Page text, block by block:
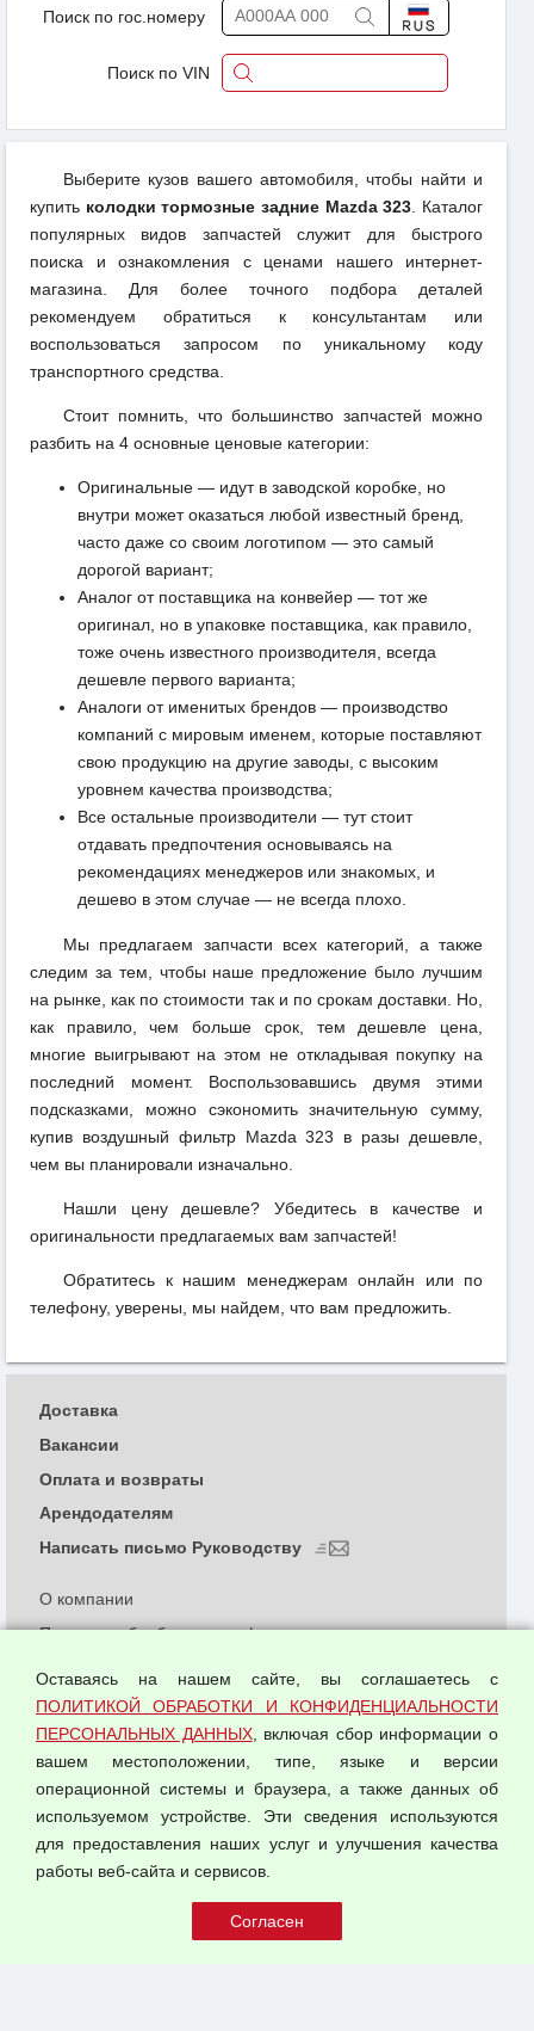
Поиск по гос.номеру
Поиск по VIN
Выберите кузов вашего автомобиля, чтобы найти и
купить колодки тормозные задние Mazda 323 . Каталог
популярных видов запчастей служит для быстрого
поиска и ознакомления с ценами нашего интернет-
магазина. Для более точного подбора деталей
рекомендуем обратиться к консультантам или
воспользоваться запросом по уникальному коду
транспортного средства.
Стоит помнить, что большинство запчастей можно
разбить на 4 основные ценовые категории:
Оригинальные — идут в заводской коробке, но
внутри может оказаться любой известный бренд,
часто даже со своим логотипом — это самый
дорогой вариант;
Аналог от поставщика на конвейер — тот же
оригинал, но в упаковке поставщика, как правило,
тоже очень известного производителя, всегда
дешевле первого варианта;
Аналоги от именитых брендов — производство
компаний с мировым именем, которые поставляют
свою продукцию на другие заводы, с высоким
уровнем качества производства;
Все остальные производители — тут стоит
отдавать предпочтения основываясь на
рекомендациях менеджеров или знакомых, и
дешево в этом случае — не всегда плохо.
Мы предлагаем запчасти всех категорий, а также
следим за тем, чтобы наше предложение было лучшим
на рынке, как по стоимости так и по срокам доставки. Но,
как правило, чем больше срок, тем дешевле цена,
многие выигрывают на этом не откладывая покупку на
последний момент. Воспользовавшись двумя этими
подсказками, можно сэкономить значительную сумму,
купив воздушный фильтр Mazda 323 в разы дешевле,
чем вы планировали изначально.
Нашли цену дешевле? Убедитесь в качестве и
оригинальности предлагаемых вам запчастей!
Обратитесь к нашим менеджерам онлайн или по
телефону, уверены, мы найдем, что вам предложить.
© 2026 ООО "Феникс"
О компании
Политика обработки и конфиденциальности
Согласием на обработку персональных данных
Оферта оптовой купли-продажи
Публичная оферта
Доставка
Вакансии
Оплата и возвраты
Арендодателям
Написать письмо Руководству
Оставаясь на нашем сайте, вы соглашаетесь с
ПОЛИТИКОЙ ОБРАБОТКИ И КОНФИДЕНЦИАЛЬНОСТИ
ПЕРСОНАЛЬНЫХ ДАННЫХ, включая сбор информации о
вашем местоположении, типе, языке и версии
операционной системы и браузера, а также данных об
используемом устройстве. Эти сведения используются
для предоставления наших услуг и улучшения качества
работы веб-сайта и сервисов.